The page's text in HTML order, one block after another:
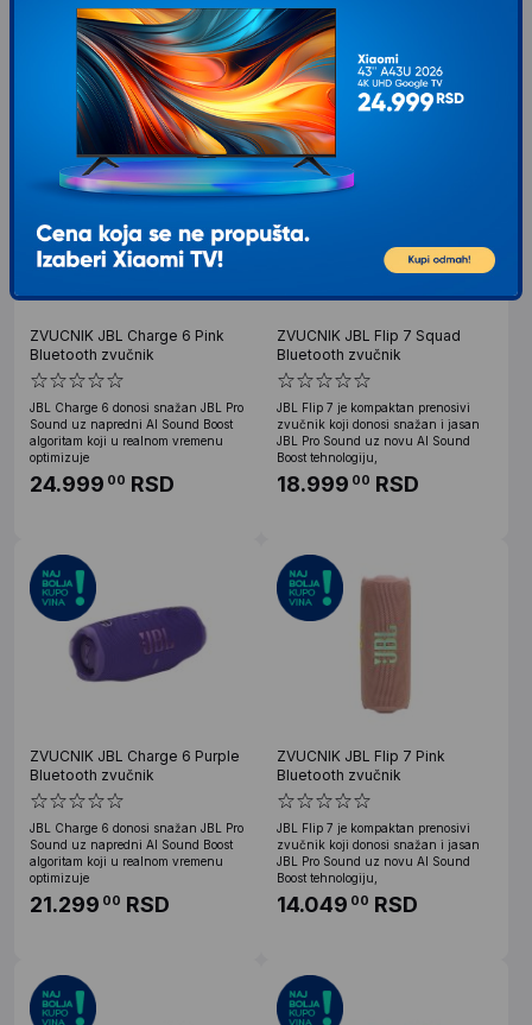
JBL Pro Sound uz novu AI Sound
Boost tehnologiju,
17.14900RSD
algoritam koji u realnom vremenu
optimizuje
24.999 00RSD
ZVUCNIK JBL Charge 6 Pink
Bluetooth zvučnik
JBL Charge 6 donosi snažan JBL Pro
Sound uz napredni AI Sound Boost
algoritam koji u realnom vremenu
optimizuje
24.999 00 RSD
ZVUCNIK JBL Flip 7 Squad
Bluetooth zvučnik
JBL Flip 7 je kompaktan prenosivi
zvučnik koji donosi snažan i jasan
JBL Pro Sound uz novu AI Sound
Boost tehnologiju,
18.999 00 RSD
ZVUCNIK JBL Charge 6 Purple
Bluetooth zvučnik
JBL Charge 6 donosi snažan JBL Pro
Sound uz napredni AI Sound Boost
algoritam koji u realnom vremenu
optimizuje
21.299 00 RSD
ZVUCNIK JBL Flip 7 Pink
Bluetooth zvučnik
JBL Flip 7 je kompaktan prenosivi
zvučnik koji donosi snažan i jasan
JBL Pro Sound uz novu AI Sound
Boost tehnologiju,
14.049 00 RSD